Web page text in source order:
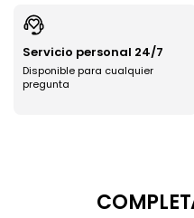
Servicio personal 24/7
Disponible para cualquier
pregunta